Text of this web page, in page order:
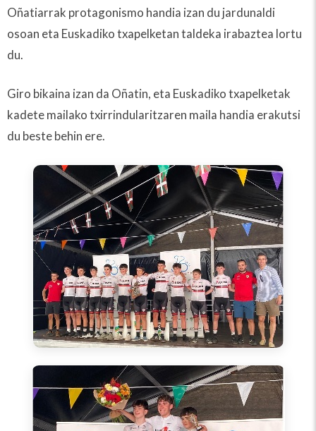
Oñatiarrak protagonismo handia izan du jardunaldi
osoan eta Euskadiko txapelketan taldeka irabaztea lortu
du.
Giro bikaina izan da Oñatin, eta Euskadiko txapelketak
kadete mailako txirrindularitzaren maila handia erakutsi
du beste behin ere.